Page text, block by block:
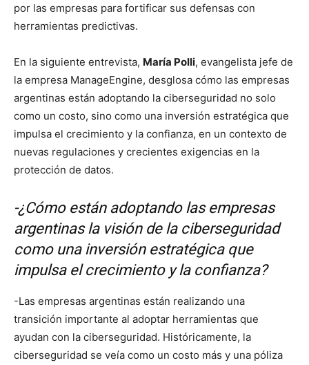
por las empresas para fortificar sus defensas con
herramientas predictivas.
En la siguiente entrevista, María Polli, evangelista jefe de
la empresa ManageEngine, desglosa cómo las empresas
argentinas están adoptando la ciberseguridad no solo
como un costo, sino como una inversión estratégica que
impulsa el crecimiento y la confianza, en un contexto de
nuevas regulaciones y crecientes exigencias en la
protección de datos.
-¿Cómo están adoptando las empresas
argentinas la visión de la ciberseguridad
como una inversión estratégica que
impulsa el crecimiento y la confianza?
-Las empresas argentinas están realizando una
transición importante al adoptar herramientas que
ayudan con la ciberseguridad. Históricamente, la
ciberseguridad se veía como un costo más y una póliza